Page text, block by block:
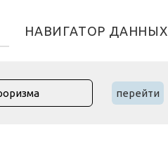
НАВИГАТОР ДАННЫХ
перейти